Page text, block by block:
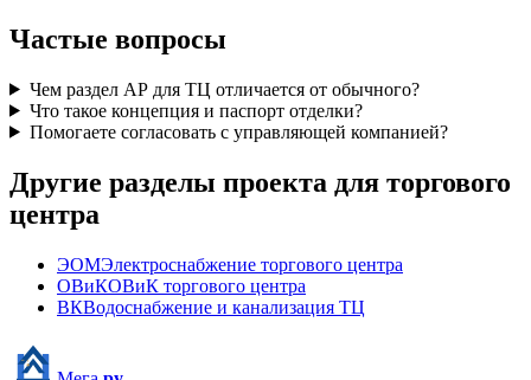
Частые вопросы
Чем раздел АР для ТЦ отличается от обычного?
Что такое концепция и паспорт отделки?
Помогаете согласовать с управляющей компанией?
Другие разделы проекта для торгового
центра
ЭОМЭлектроснабжение торгового центра
ОВиКОВиК торгового центра
ВКВодоснабжение и канализация ТЦ